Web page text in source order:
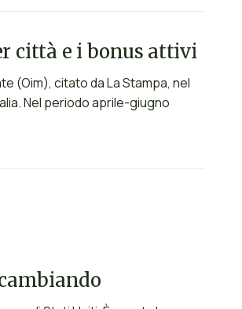
città e i bonus attivi
(Oim), citato da La Stampa, nel
Nel periodo aprile-giugno